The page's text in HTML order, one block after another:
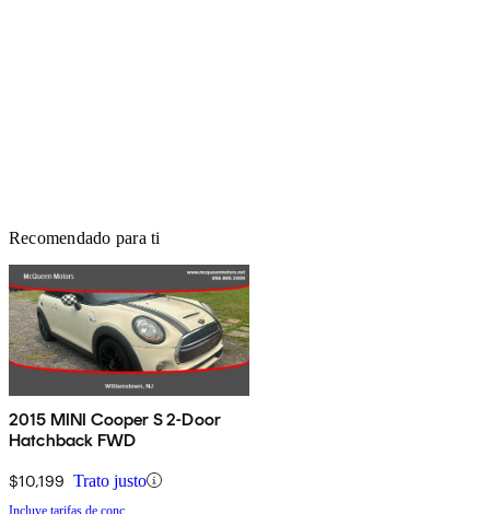
Recomendado para ti
2015 MINI Cooper S 2-Door
Hatchback FWD
$10,199 Trato justo
Incluye tarifas de conc.